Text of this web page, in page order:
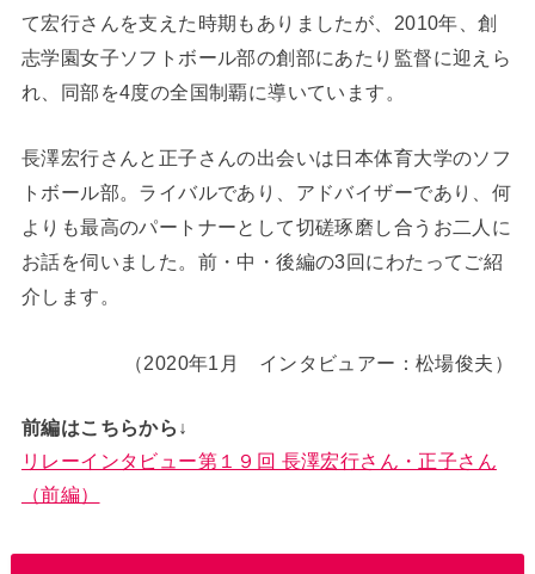
て宏行さんを支えた時期もありましたが、2010年、創
志学園女子ソフトボール部の創部にあたり監督に迎えら
れ、同部を4度の全国制覇に導いています。
長澤宏行さんと正子さんの出会いは日本体育大学のソフ
トボール部。ライバルであり、アドバイザーであり、何
よりも最高のパートナーとして切磋琢磨し合うお二人に
お話を伺いました。前・中・後編の3回にわたってご紹
介します。
（2020年1月 インタビュアー：松場俊夫）
前編はこちらから↓
リレーインタビュー第１９回 長澤宏行さん・正子さん
（前編）